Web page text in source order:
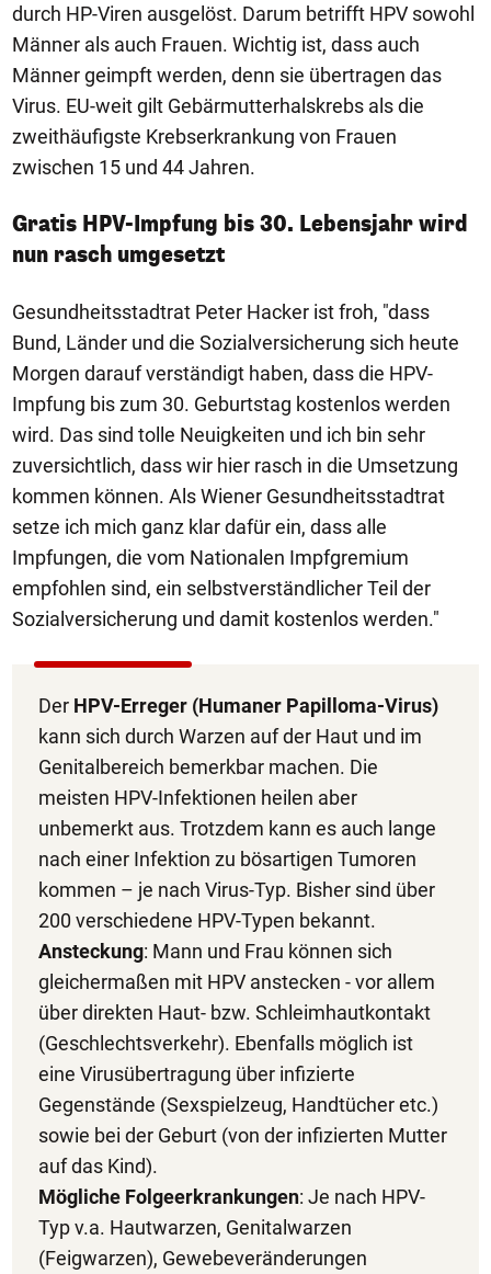
durch HP-Viren ausgelöst. Darum betrifft HPV sowohl
Männer als auch Frauen. Wichtig ist, dass auch
Männer geimpft werden, denn sie übertragen das
Virus. EU-weit gilt Gebärmutterhalskrebs als die
zweithäufigste Krebserkrankung von Frauen
zwischen 15 und 44 Jahren.
Gratis HPV-Impfung bis 30. Lebensjahr wird
nun rasch umgesetzt
Gesundheitsstadtrat Peter Hacker ist froh, "dass
Bund, Länder und die Sozialversicherung sich heute
Morgen darauf verständigt haben, dass die HPV-
Impfung bis zum 30. Geburtstag kostenlos werden
wird. Das sind tolle Neuigkeiten und ich bin sehr
zuversichtlich, dass wir hier rasch in die Umsetzung
kommen können. Als Wiener Gesundheitsstadtrat
setze ich mich ganz klar dafür ein, dass alle
Impfungen, die vom Nationalen Impfgremium
empfohlen sind, ein selbstverständlicher Teil der
Sozialversicherung und damit kostenlos werden."
Der HPV-Erreger (Humaner Papilloma-Virus)
kann sich durch Warzen auf der Haut und im
Genitalbereich bemerkbar machen. Die
meisten HPV-Infektionen heilen aber
unbemerkt aus. Trotzdem kann es auch lange
nach einer Infektion zu bösartigen Tumoren
kommen – je nach Virus-Typ. Bisher sind über
200 verschiedene HPV-Typen bekannt.
Ansteckung: Mann und Frau können sich
gleichermaßen mit HPV anstecken - vor allem
über direkten Haut- bzw. Schleimhautkontakt
(Geschlechtsverkehr). Ebenfalls möglich ist
eine Virusübertragung über infizierte
Gegenstände (Sexspielzeug, Handtücher etc.)
sowie bei der Geburt (von der infizierten Mutter
auf das Kind).
Mögliche Folgeerkrankungen: Je nach HPV-
Typ v.a. Hautwarzen, Genitalwarzen
(Feigwarzen), Gewebeveränderungen